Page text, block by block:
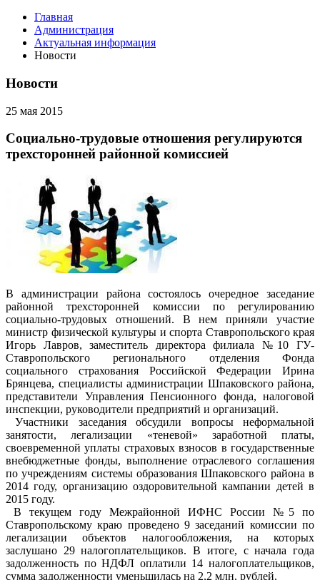
Главная
Администрация
Актуальная информация
Новости
Новости
25 мая 2015
Социально-трудовые отношения регулируются
трехсторонней районной комиссией
В администрации района состоялось очередное заседание
районной трехсторонней комиссии по регулированию
социально-трудовых отношений. В нем приняли участие
министр физической культуры и спорта Ставропольского края
Игорь Лавров, заместитель директора филиала №10 ГУ-
Ставропольского регионального отделения Фонда
социального страхования Российской Федерации Ирина
Брянцева, специалисты администрации Шпаковского района,
представители Управления Пенсионного фонда, налоговой
инспекции, руководители предприятий и организаций.
Участники заседания обсудили вопросы неформальной
занятости, легализации «теневой» заработной платы,
своевременной уплаты страховых взносов в государственные
внебюджетные фонды, выполнение отраслевого соглашения
по учреждениям системы образования Шпаковского района в
2014 году, организацию оздоровительной кампании детей в
2015 году.
В текущем году Межрайонной ИФНС России №5 по
Ставропольскому краю проведено 9 заседаний комиссии по
легализации объектов налогообложения, на которых
заслушано 29 налогоплательщиков. В итоге, с начала года
задолженность по НДФЛ оплатили 14 налогоплательщиков,
сумма задолженности уменьшилась на 2,2 млн. рублей.